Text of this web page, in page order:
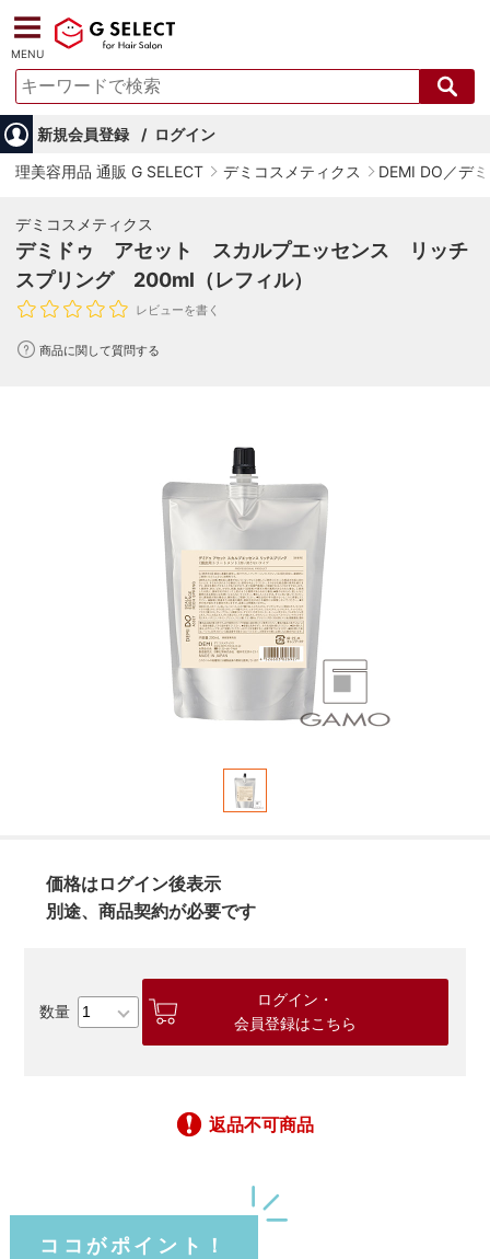
MENU
新規会員登録
ログイン
理美容用品 通販 G SELECT
デミコスメティクス DEMI DO／デ
デミコスメティクス
デミドゥ アセット スカルプエッセンス リッチ
スプリング 200ml（レフィル）
レビューを書く
商品に関して質問する
価格はログイン後表示
別途、商品契約が必要です
ログイン・
会員登録はこちら
返品不可商品
ココがポイント！